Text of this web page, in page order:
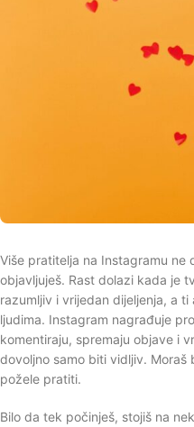
Više pratitelja na Instagramu ne
objavljuješ. Rast dolazi kada je
razumljiv i vrijedan dijeljenja, a
ljudima. Instagram nagrađuje
komentiraju, spremaju objave i
dovoljno samo biti vidljiv.
požele pratiti.
Bilo da tek počinješ, stojiš na